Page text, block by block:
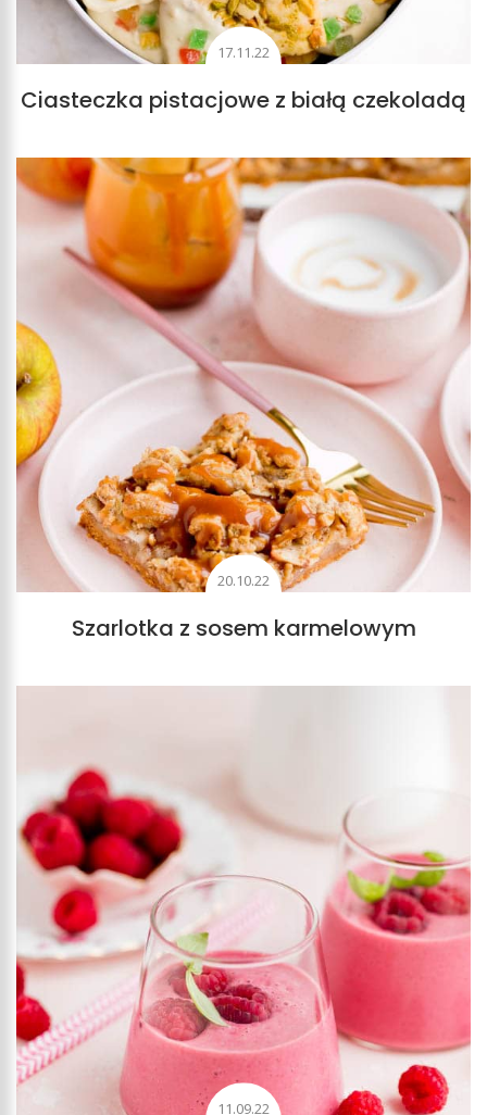
17.11.22
Ciasteczka pistacjowe z białą czekoladą
20.10.22
Szarlotka z sosem karmelowym
11.09.22